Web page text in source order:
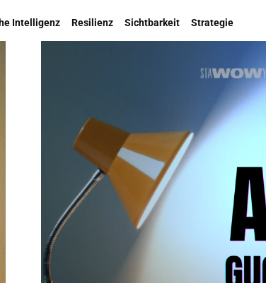
Intelligenz Resilienz Sichtbarkeit Strategie